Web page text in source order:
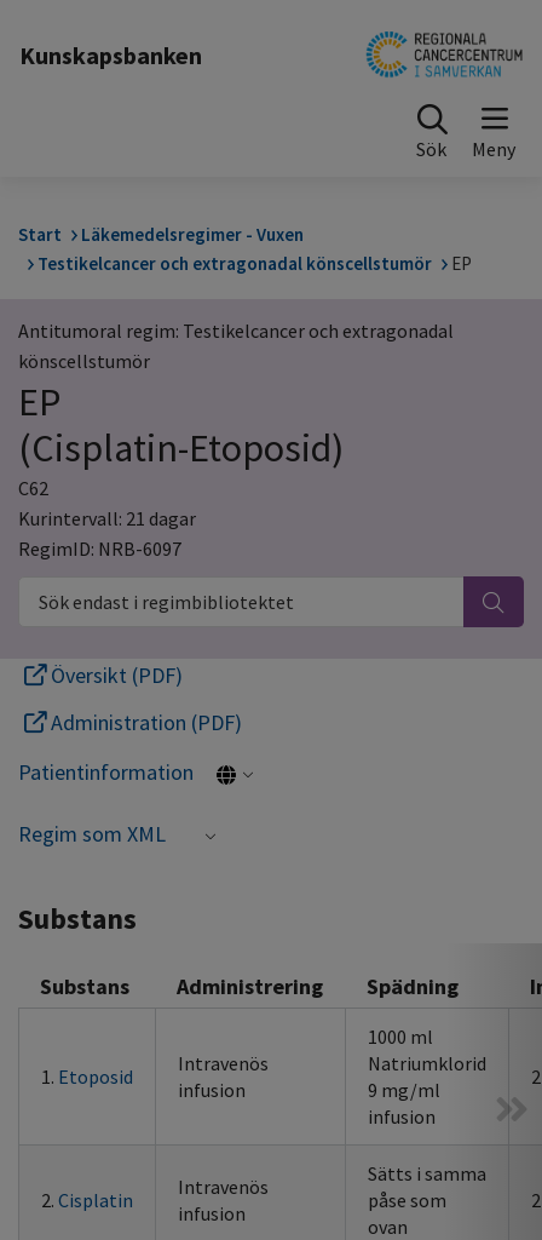
Kunskapsbanken
Sök
Start
Läkemedelsregimer - Vuxen
Testikelcancer och extragonadal könscellstumör
EP
Antitumoral regim: Testikelcancer och extragonadal
könscellstumör
EP
(Cisplatin-Etoposid)
C62
Kurintervall: 21 dagar
RegimID: NRB-6097
Sök endast i regimbibliotektet
Översikt (PDF)
Administration (PDF)
Patientinformation
Regim som XML
Substans
Substans Administrering Spädning
1. Etoposid
Intravenös
infusion
1000 ml
Natriumklorid
9 mg/ml
infusion
2. Cisplatin
Intravenös
infusion
Sätts i samma
påse som
ovan